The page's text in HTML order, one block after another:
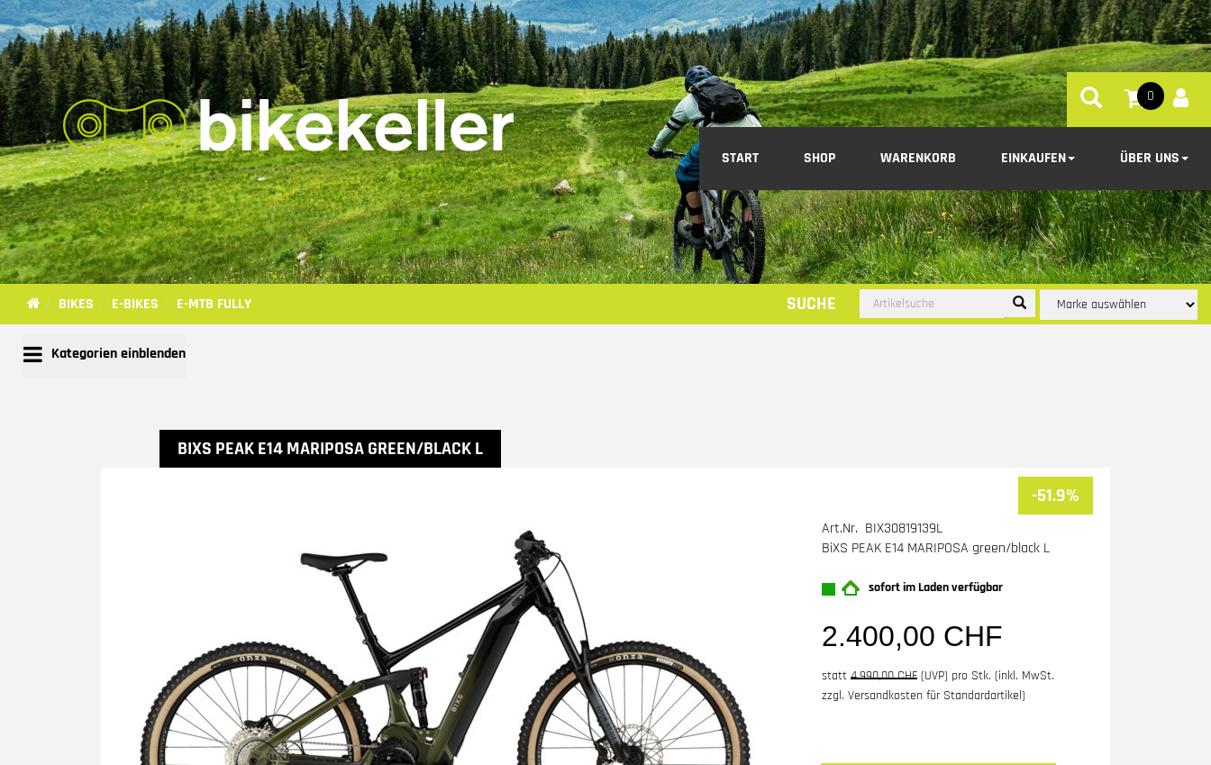
0
START SHOP WARENKORB EINKAUFEN ÜBER UNS
BIKES E-BIKES E-MTB FULLY SUCHE
Kategorien einblenden
BIXS PEAK E14 MARIPOSA GREEN/BLACK L
Art.Nr. BIX30819139L
BiXS PEAK E14 MARIPOSA green/black L
sofort im Laden verfügbar
-51.9%
2.400,00 CHF
statt4.990,00 CHF (UVP) pro Stk. (inkl. MwSt.
zzgl.Versandkosten für Standardartikel)